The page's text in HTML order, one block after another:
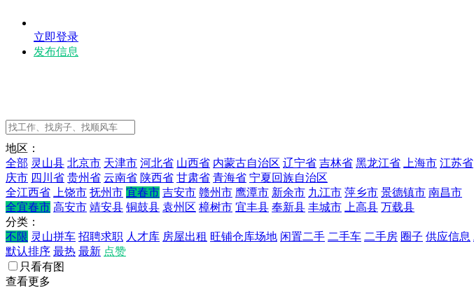
立即登录
发布信息
地区：
全部 灵山县 北京市 天津市 河北省 山西省 内蒙古自治区 辽宁省 吉林省 黑龙江省 上海市 江苏省
庆市 四川省 贵州省 云南省 陕西省 甘肃省 青海省 宁夏回族自治区
全江西省
上饶市 抚州市 宜春市 吉安市 赣州市 鹰潭市 新余市 九江市 萍乡市 景德镇市 南昌市
全宜春市 高安市 靖安县 铜鼓县 袁州区 樟树市 宜丰县 奉新县 丰城市 上高县 万载县
分类：
不限 灵山拼车 招聘求职 人才库 房屋出租 旺铺仓库场地 闲置二手 二手车 二手房 圈子 供应信息
默认排序 最热 最新 点赞
只看有图
查看更多